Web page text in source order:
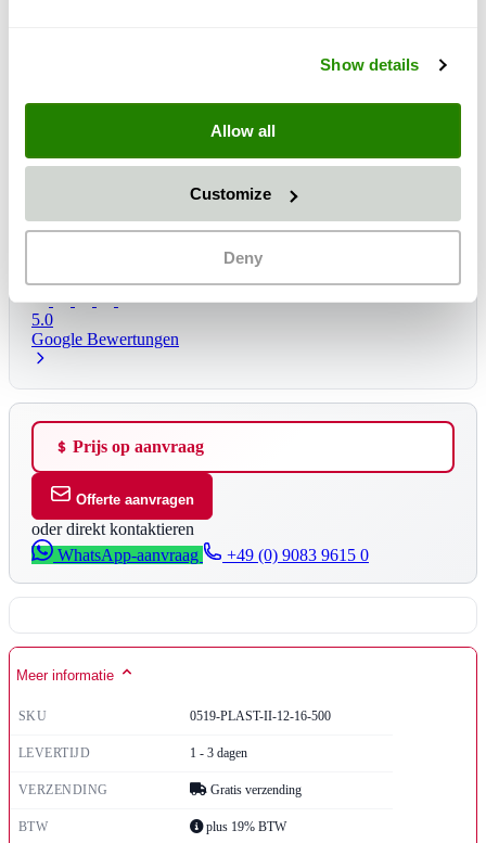
Show details
Allow all
Customize
Deny
Lieferzeit: 1 - 3 dagen
Verwachte levering: vr, 14 aug
5.0
Google Bewertungen
Prijs op aanvraag
Offerte aanvragen
oder direkt kontaktieren
WhatsApp-aanvraag
+49 (0) 9083 9615 0
Meer informatie
SKU 0519-PLAST-II-12-16-500
LEVERTIJD 1 - 3 dagen
VERZENDING Gratis verzending
BTW plus 19% BTW